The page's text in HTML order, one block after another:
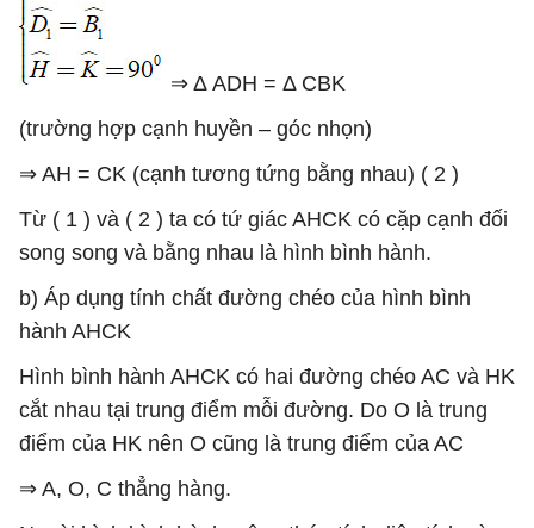
⇒ Δ ADH = Δ CBK
(trường hợp cạnh huyền – góc nhọn)
⇒ AH = CK (cạnh tương tứng bằng nhau) ( 2 )
Từ ( 1 ) và ( 2 ) ta có tứ giác AHCK có cặp cạnh đối
song song và bằng nhau là hình bình hành.
b) Áp dụng tính chất đường chéo của hình bình
hành AHCK
Hình bình hành AHCK có hai đường chéo AC và HK
cắt nhau tại trung điểm mỗi đường. Do O là trung
điểm của HK nên O cũng là trung điểm của AC
⇒ A, O, C thẳng hàng.